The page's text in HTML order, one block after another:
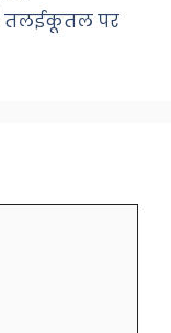
तलईकूतल पर